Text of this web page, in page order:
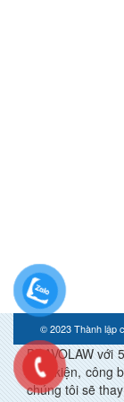
© 2023Thành lập
BRAVOLAW
điều kiện,
chúng tôi sẽ